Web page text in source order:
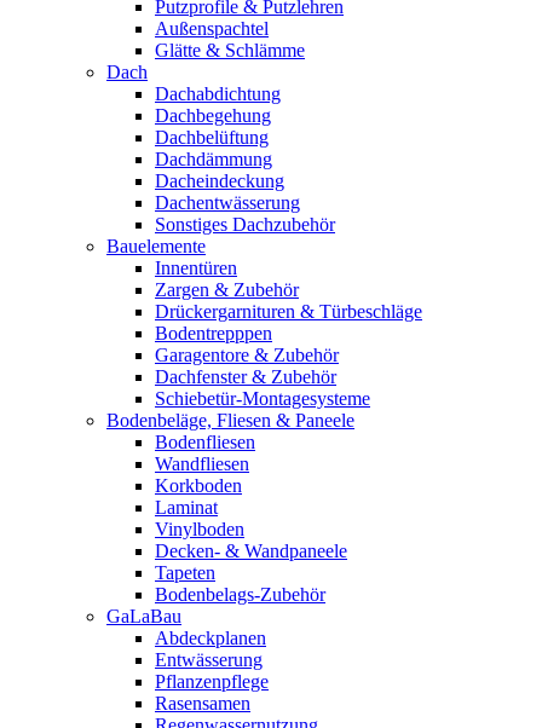
Putzprofile & Putzlehren
Außenspachtel
Glätte & Schlämme
Dach
Dachabdichtung
Dachbegehung
Dachbelüftung
Dachdämmung
Dacheindeckung
Dachentwässerung
Sonstiges Dachzubehör
Bauelemente
Innentüren
Zargen & Zubehör
Drückergarnituren & Türbeschläge
Bodentrepppen
Garagentore & Zubehör
Dachfenster & Zubehör
Schiebetür-Montagesysteme
Bodenbeläge, Fliesen & Paneele
Bodenfliesen
Wandfliesen
Korkboden
Laminat
Vinylboden
Decken- & Wandpaneele
Tapeten
Bodenbelags-Zubehör
GaLaBau
Abdeckplanen
Entwässerung
Pflanzenpflege
Rasensamen